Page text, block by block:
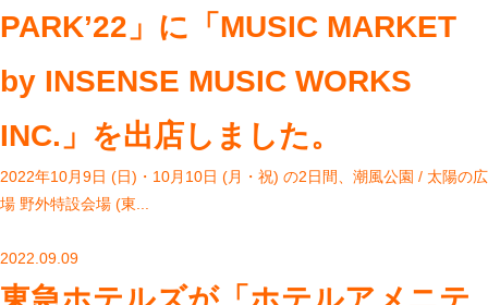
PARK’22」に「MUSIC MARKET
by INSENSE MUSIC WORKS
INC.」を出店しました。
2022年10月9日 (日)・10月10日 (月・祝) の2日間、潮風公園 / 太陽の広
場 野外特設会場 (東...
2022.09.09